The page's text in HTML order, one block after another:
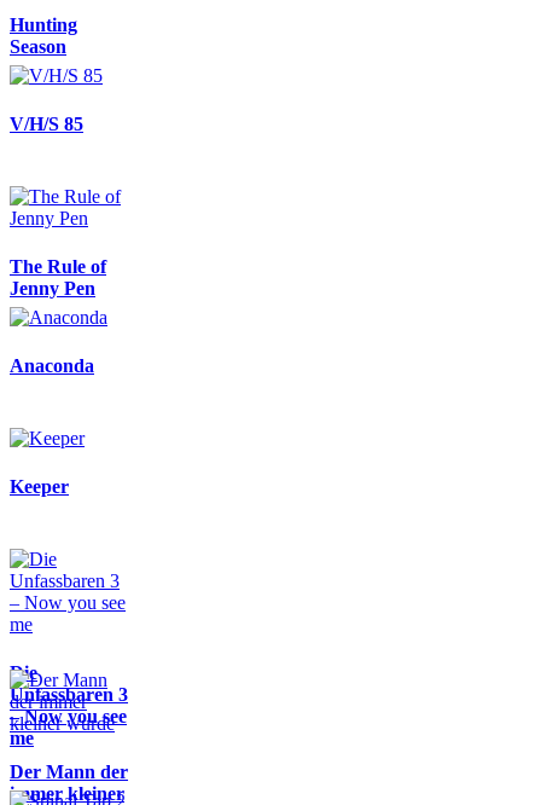
Hunting
Season
V/H/S 85
The Rule of
Jenny Pen
Anaconda
Keeper
Die
Unfassbaren 3
– Now you see
me
Der Mann der
immer kleiner